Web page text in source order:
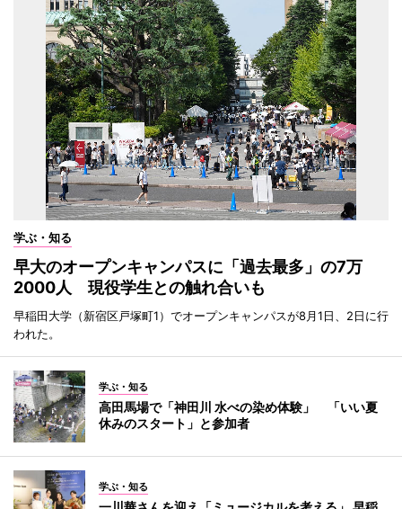
学ぶ・知る
早大のオープンキャンパスに「過去最多」の7万
2000人 現役学生との触れ合いも
早稲田大学（新宿区戸塚町1）でオープンキャンパスが8月1日、2日に行
われた。
学ぶ・知る
高田馬場で「神田川 水べの染め体験」 「いい夏
休みのスタート」と参加者
学ぶ・知る